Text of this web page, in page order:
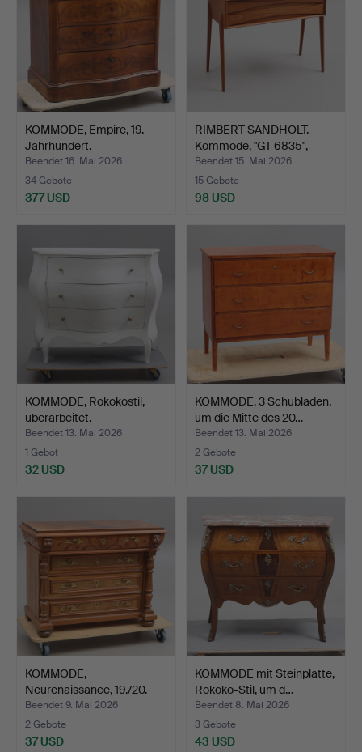
KOMMODE, Empire, 19.
Jahrhundert.
Beendet 16. Mai 2026
34 Gebote
377 USD
RIMBERT SANDHOLT.
Kommode, "GT 6835",
Teak…
Beendet 15. Mai 2026
15 Gebote
98 USD
KOMMODE, Rokokostil,
überarbeitet.
Beendet 13. Mai 2026
1 Gebot
32 USD
KOMMODE, 3 Schubladen,
um die Mitte des 20…
Beendet 13. Mai 2026
2 Gebote
37 USD
KOMMODE,
Neurenaissance, 19./20.
Jahrhunde…
Beendet 9. Mai 2026
2 Gebote
37 USD
KOMMODE mit Steinplatte,
Rokoko-Stil, um d…
Beendet 8. Mai 2026
3 Gebote
43 USD